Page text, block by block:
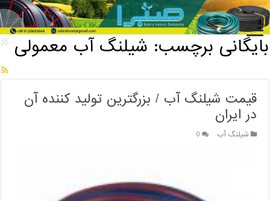
خانه / بایگانی برچسب: شیلنگ آب معمولی
بایگانی برچسب: شیلنگ آب معمولی
قیمت شیلنگ آب / بزرگترین تولید کننده آن
در ایران
شیلنگ آب 0